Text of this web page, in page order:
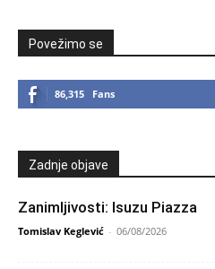
Povežimo se
86,315 Fans
Zadnje objave
Zanimljivosti: Isuzu Piazza
Tomislav Keglević - 06/08/2026